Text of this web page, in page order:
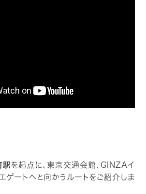
駅を起点に、東京交通会館、GINZAイ
ゲートへと向かうルートをご紹介しま